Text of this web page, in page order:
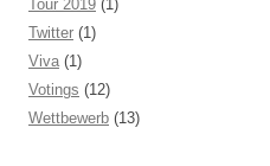
Tour 2019 (1)
Twitter (1)
Viva (1)
Votings (12)
Wettbewerb (13)